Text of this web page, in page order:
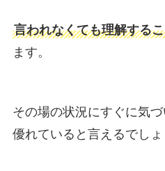
言われなくても理解する
ます。
その場の状況にすぐに気
優れていると言えるでしょ